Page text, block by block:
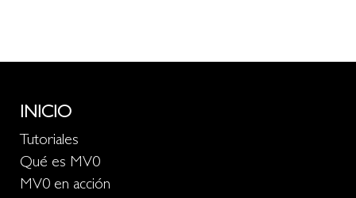
INICIO
Tutoriales
Qué es MV0
MV0 en acción